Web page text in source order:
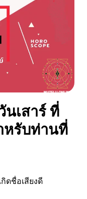
นเสาร์ ที่
หรับท่านที่
ดชื่อเสียงดี